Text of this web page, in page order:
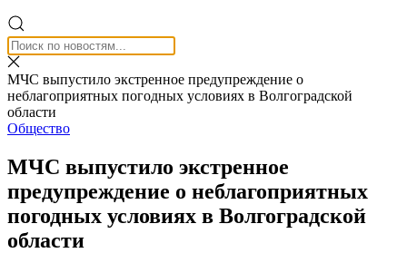
МЧС выпустило экстренное предупреждение о
неблагоприятных погодных условиях в Волгоградской
области
Общество
МЧС выпустило экстренное
предупреждение о неблагоприятных
погодных условиях в Волгоградской
области